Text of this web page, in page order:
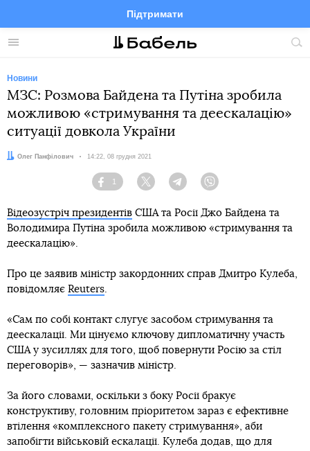
Меню
Підтримати
FacebookTelegramTwitter
Новини
МЗС: Розмова Байдена та Путіна зробила
можливою «стримування та деескалацію»
ситуації довкола України
Автор:
Олег Панфілович Дата:
14:22, 08 грудня 2021
Facebook
1
Twitter TelegramViber
Відеозустріч президентів США та Росії Джо Байдена та
Володимира Путіна зробила можливою «стримування та
деескалацію».
Про це заявив міністр закордонних справ Дмитро Кулеба,
повідомляє Reuters.
«Сам по собі контакт слугує засобом стримування та
деескалації. Ми цінуємо ключову дипломатичну участь
США у зусиллях для того, щоб повернути Росію за стіл
переговорів», — зазначив міністр.
За його словами, оскільки з боку Росії бракує
конструктиву, головним пріоритетом зараз є ефективне
втілення «комплексного пакету стримування», аби
запобігти військовій ескалації. Кулеба додав, що для